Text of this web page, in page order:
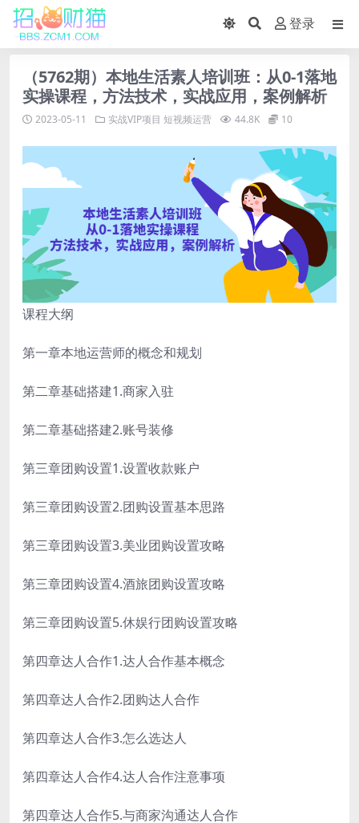
登录
（5762期）本地生活素人培训班：从0-1落地
实操课程，方法技术，实战应用，案例解析
2023-05-11 实战VIP项目 短视频运营 44.8K 10
课程大纲
第一章本地运营师的概念和规划
第二章基础搭建1.商家入驻
第二章基础搭建2.账号装修
第三章团购设置1.设置收款账户
第三章团购设置2.团购设置基本思路
第三章团购设置3.美业团购设置攻略
第三章团购设置4.酒旅团购设置攻略
第三章团购设置5.休娱行团购设置攻略
第四章达人合作1.达人合作基本概念
第四章达人合作2.团购达人合作
第四章达人合作3.怎么选达人
第四章达人合作4.达人合作注意事项
第四章达人合作5.与商家沟通达人合作